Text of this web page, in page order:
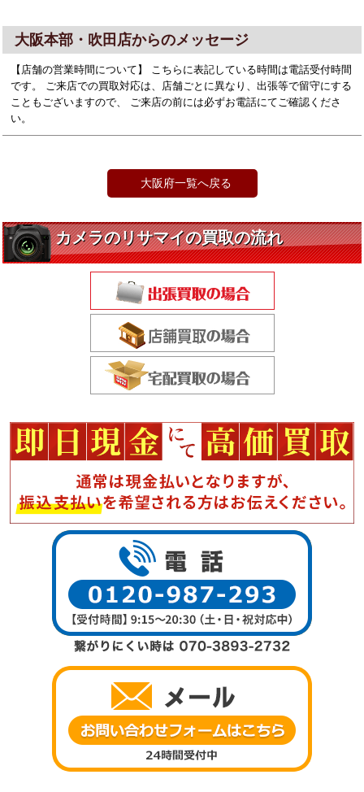
大阪本部・吹田店からのメッセージ
【店舗の営業時間について】 こちらに表記している時間は電話受付時間
です。 ご来店での買取対応は、店舗ごとに異なり、出張等で留守にする
こともございますので、 ご来店の前には必ずお電話にてご確認くださ
い。
大阪府一覧へ戻る